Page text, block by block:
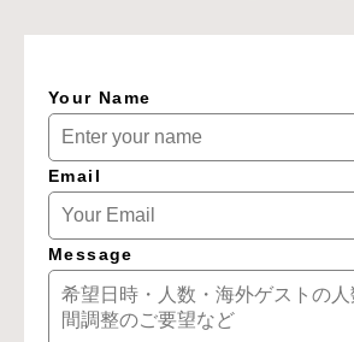
Your Name
Email
Message